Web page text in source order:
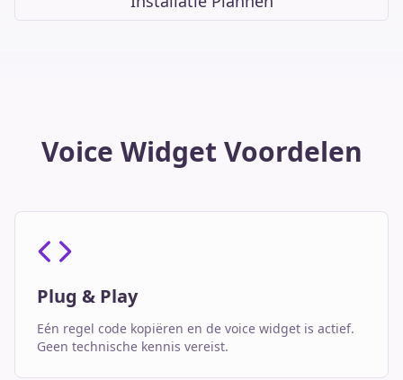
Voice Widget Voordelen
Plug & Play
Eén regel code kopiëren en de voice widget is actief.
Geen technische kennis vereist.